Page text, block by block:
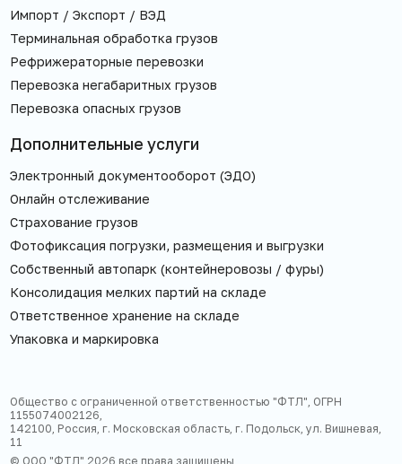
Импорт / Экспорт / ВЭД
Терминальная обработка грузов
Рефрижераторные перевозки
Перевозка негабаритных грузов
Перевозка опасных грузов
Дополнительные услуги
Электронный документооборот (ЭДО)
Онлайн отслеживание
Страхование грузов
Фотофиксация погрузки, размещения и выгрузки
Собственный автопарк (контейнеровозы / фуры)
Консолидация мелких партий на складе
Ответственное хранение на складе
Упаковка и маркировка
Общество с ограниченной ответственностью "ФТЛ", ОГРН
1155074002126,
142100, Россия, г. Московская область, г. Подольск, ул. Вишневая,
11
© ООО "ФТЛ" 2026 все права защищены